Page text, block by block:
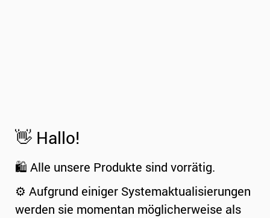
👋 Hallo!
🛍️ Alle unsere Produkte sind vorrätig.
⚙️ Aufgrund einiger Systemaktualisierungen
werden sie momentan möglicherweise als